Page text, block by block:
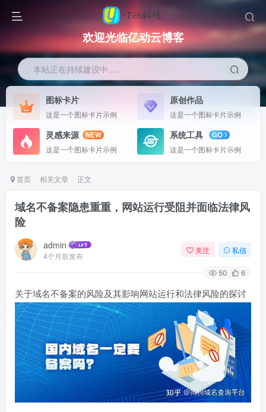
欢迎光临亿动云博客
本站正在持续建设中.....
图标卡片
这是一个图标卡片示例
原创作品
这是一个图标卡片示例
灵感来源
NEW
这是一个图标卡片示例
系统工具
GO
这是一个图标卡片示例
首页 相关文章 正文
域名不备案隐患重重，网站运行受阻并面临法律风
险
admin
4个月前发布
关注 私信
50 6
关于域名不备案的风险及其影响网站运行和法律风险的探讨